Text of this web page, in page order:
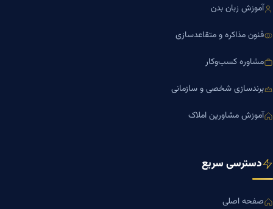
آموزش زبان بدن
فنون مذاکره و متقاعدسازی
مشاوره کسب‌وکار
برندسازی شخصی و سازمانی
آموزش مشاورین املاک
دسترسی سریع
صفحه اصلی